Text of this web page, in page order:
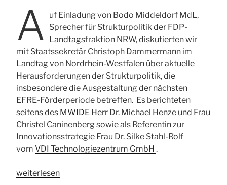
A
uf Einladung von Bodo Middeldorf MdL,
Sprecher für Strukturpolitik der FDP-
Landtagsfraktion NRW, diskutierten wir
mit Staatssekretär Christoph Dammermann im
Landtag von Nordrhein-Westfalen über aktuelle
Herausforderungen der Strukturpolitik, die
insbesondere die Ausgestaltung der nächsten
EFRE-Förderperiode betreffen. Es berichteten
seitens des MWIDE Herr Dr. Michael Henze und Frau
Christel Caninenberg sowie als Referentin zur
Innovationsstrategie Frau Dr. Silke Stahl-Rolf
vom VDI Technologiezentrum GmbH .
„GfS
weiterlesen